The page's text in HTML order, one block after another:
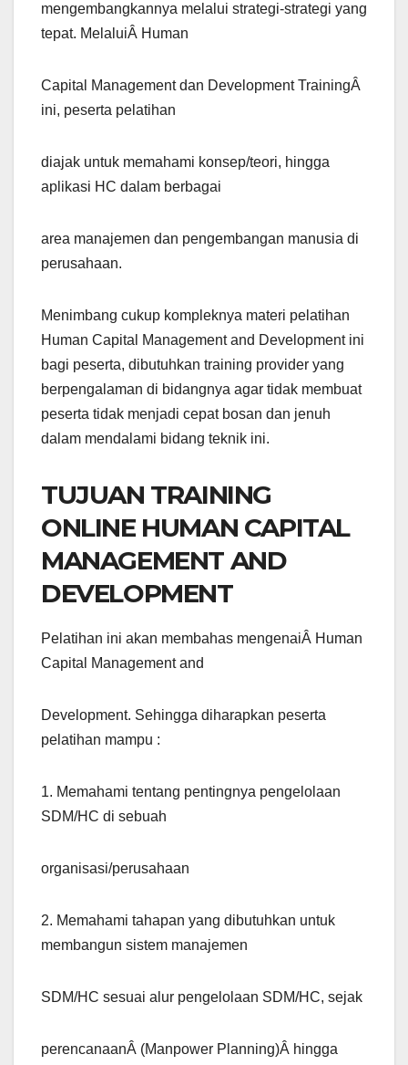
mengembangkannya melalui strategi-strategi yang
tepat. MelaluiÂ Human
Capital Management dan Development TrainingÂ
ini, peserta pelatihan
diajak untuk memahami konsep/teori, hingga
aplikasi HC dalam berbagai
area manajemen dan pengembangan manusia di
perusahaan.
Menimbang cukup kompleknya materi pelatihan
Human Capital Management and Development ini
bagi peserta, dibutuhkan training provider yang
berpengalaman di bidangnya agar tidak membuat
peserta tidak menjadi cepat bosan dan jenuh
dalam mendalami bidang teknik ini.
TUJUAN TRAINING
ONLINE HUMAN CAPITAL
MANAGEMENT AND
DEVELOPMENT
Pelatihan ini akan membahas mengenaiÂ Human
Capital Management and
Development. Sehingga diharapkan peserta
pelatihan mampu :
1. Memahami tentang pentingnya pengelolaan
SDM/HC di sebuah
organisasi/perusahaan
2. Memahami tahapan yang dibutuhkan untuk
membangun sistem manajemen
SDM/HC sesuai alur pengelolaan SDM/HC, sejak
perencanaanÂ (Manpower Planning)Â hingga